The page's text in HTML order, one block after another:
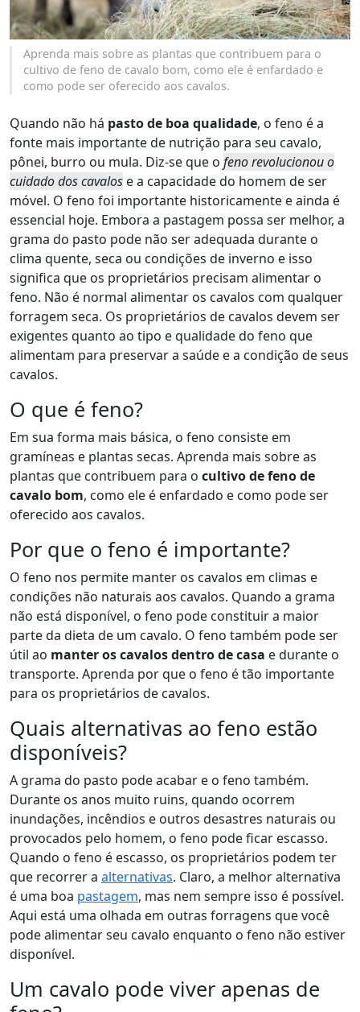
Aprenda mais sobre as plantas que contribuem para o
cultivo de feno de cavalo bom, como ele é enfardado e
como pode ser oferecido aos cavalos.
Quando não há pasto de boa qualidade, o feno é a
fonte mais importante de nutrição para seu cavalo,
pônei, burro ou mula. Diz-se que o feno revolucionou o
cuidado dos cavalos e a capacidade do homem de ser
móvel. O feno foi importante historicamente e ainda é
essencial hoje. Embora a pastagem possa ser melhor, a
grama do pasto pode não ser adequada durante o
clima quente, seca ou condições de inverno e isso
significa que os proprietários precisam alimentar o
feno. Não é normal alimentar os cavalos com qualquer
forragem seca. Os proprietários de cavalos devem ser
exigentes quanto ao tipo e qualidade do feno que
alimentam para preservar a saúde e a condição de seus
cavalos.
O que é feno?
Em sua forma mais básica, o feno consiste em
gramíneas e plantas secas. Aprenda mais sobre as
plantas que contribuem para o cultivo de feno de
cavalo bom, como ele é enfardado e como pode ser
oferecido aos cavalos.
Por que o feno é importante?
O feno nos permite manter os cavalos em climas e
condições não naturais aos cavalos. Quando a grama
não está disponível, o feno pode constituir a maior
parte da dieta de um cavalo. O feno também pode ser
útil ao manter os cavalos dentro de casa e durante o
transporte. Aprenda por que o feno é tão importante
para os proprietários de cavalos.
Quais alternativas ao feno estão
disponíveis?
A grama do pasto pode acabar e o feno também.
Durante os anos muito ruins, quando ocorrem
inundações, incêndios e outros desastres naturais ou
provocados pelo homem, o feno pode ficar escasso.
Quando o feno é escasso, os proprietários podem ter
que recorrer a alternativas. Claro, a melhor alternativa
é uma boa pastagem, mas nem sempre isso é possível.
Aqui está uma olhada em outras forragens que você
pode alimentar seu cavalo enquanto o feno não estiver
disponível.
Um cavalo pode viver apenas de